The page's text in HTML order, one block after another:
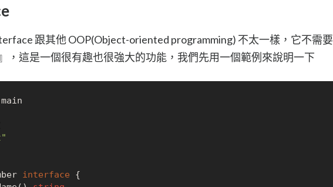
跟其他 OOP(Object-oriented programming) 不太一樣，它不需要
，這是一個很有趣也很強大的功能，我們先用一個範例來說明一下
main
interface {